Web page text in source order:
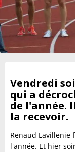
Vendredi
qui a
de l'année.
la recevoir.
Renaud
l'année. Et hier